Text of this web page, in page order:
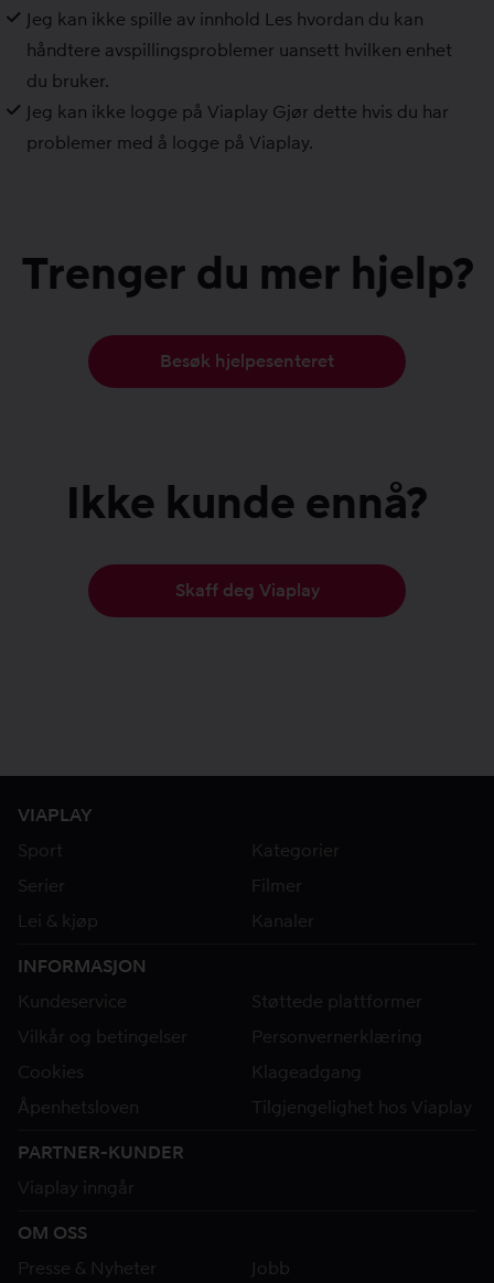
Jeg kan ikke spille av innhold Les hvordan du kan
håndtere avspillingsproblemer uansett hvilken enhet
du bruker.
Jeg kan ikke logge på Viaplay Gjør dette hvis du har
problemer med å logge på Viaplay.
Trenger du mer hjelp?
Besøk hjelpesenteret
Ikke kunde ennå?
Skaff deg Viaplay
VIAPLAY
Sport
Kategorier
Serier
Filmer
Lei & kjøp
Kanaler
INFORMASJON
Kundeservice
Støttede plattformer
Vilkår og betingelser
Personvernerklæring
Cookies
Klageadgang
Åpenhetsloven
Tilgjengelighet hos Viaplay
PARTNER-KUNDER
Viaplay inngår
OM OSS
Presse & Nyheter
Jobb